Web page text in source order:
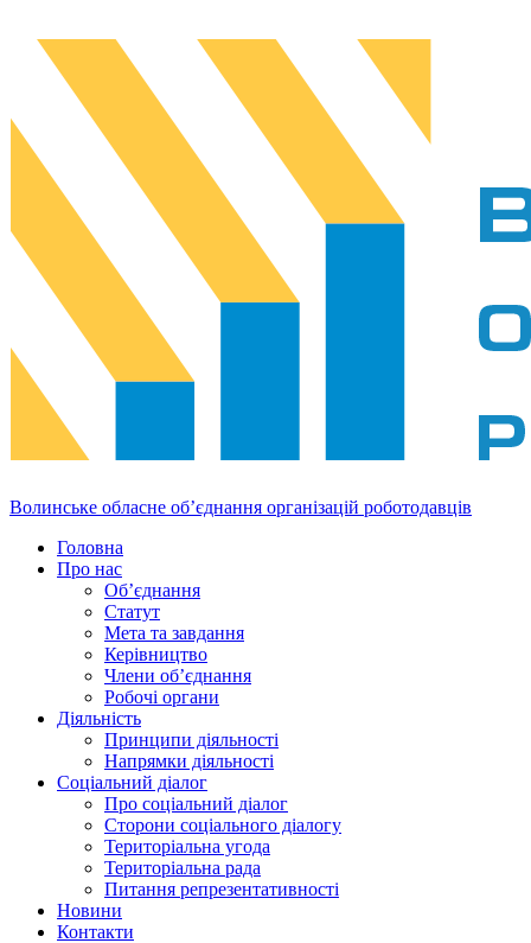
Волинське обласне об’єднання організацій роботодавців
Головна
Про нас
Об’єднання
Статут
Мета та завдання
Керівництво
Члени об’єднання
Робочі органи
Діяльність
Принципи діяльності
Напрямки діяльності
Соціальний діалог
Про соціальний діалог
Сторони соціального діалогу
Територіальна угода
Територіальна рада
Питання репрезентативності
Новини
Контакти